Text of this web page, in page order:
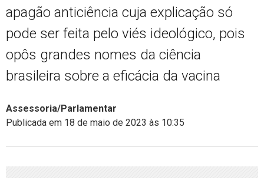
apagão anticiência cuja explicação só
pode ser feita pelo viés ideológico, pois
opôs grandes nomes da ciência
brasileira sobre a eficácia da vacina
Assessoria/Parlamentar
Publicada em 18 de maio de 2023 às 10:35